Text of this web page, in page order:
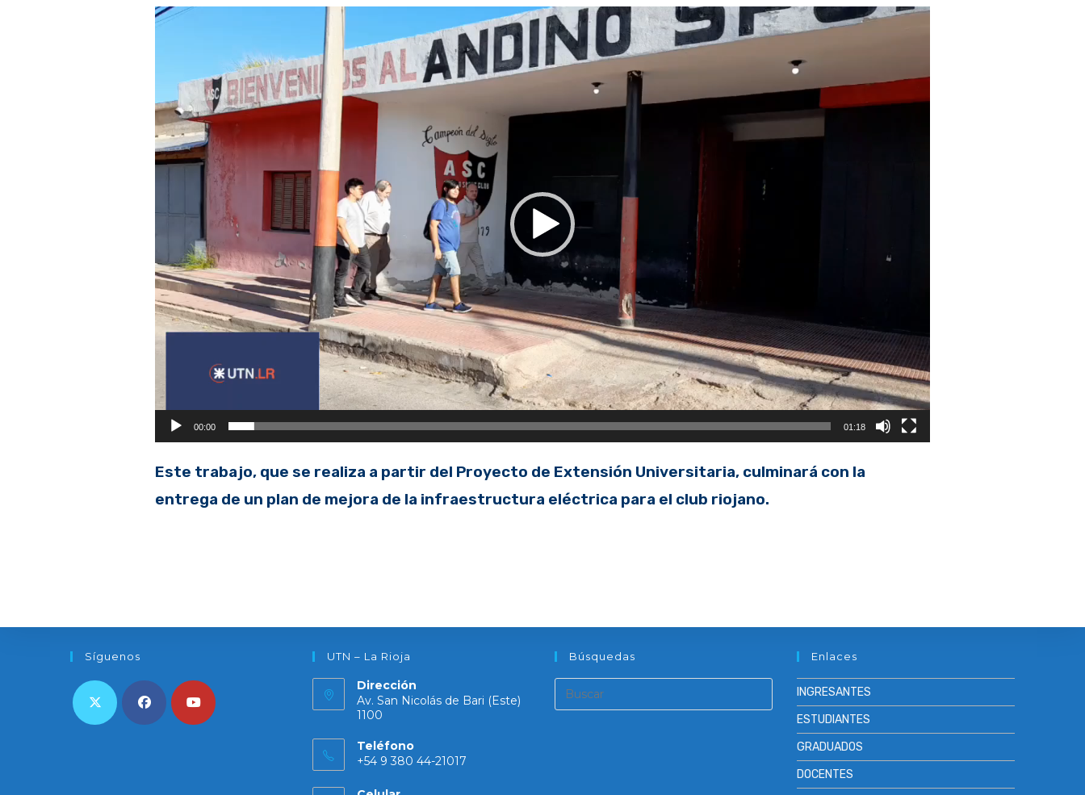
Reproductor
00:00 01:18
Este trabajo, que se realiza a partir del Proyecto de Extensión Universitaria, culminará con la
entrega de un plan de mejora de la infraestructura eléctrica para el club riojano.
Síguenos UTN – La Rioja
Dirección
Av. San Nicolás de Bari (Este)
1100
Teléfono
+54 9 380 44-21017
Búsquedas Enlaces
INGRESANTES
ESTUDIANTES
GRADUADOS
DOCENTES